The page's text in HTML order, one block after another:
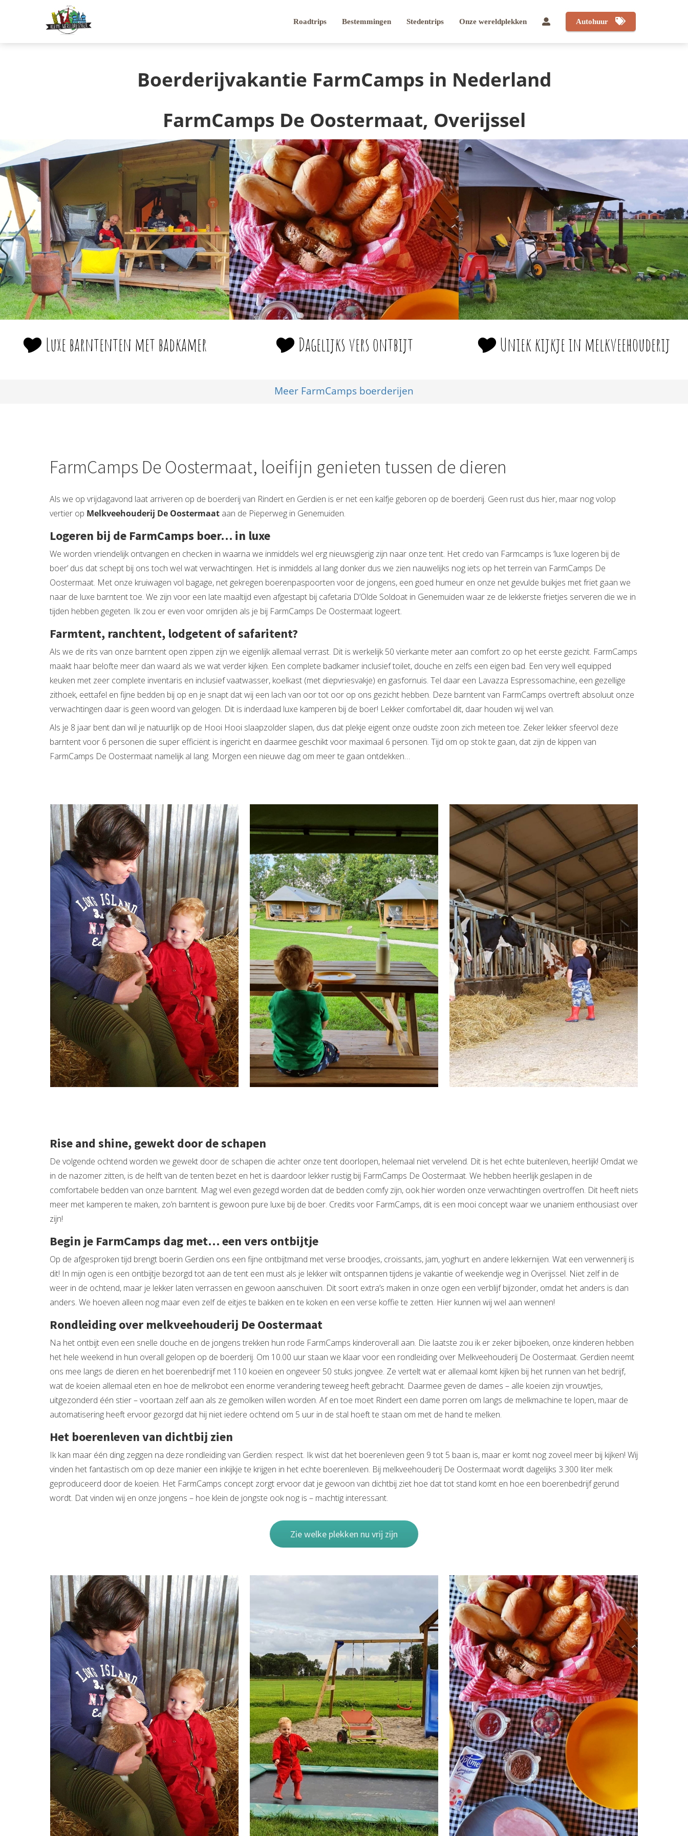
Roadtrips Bestemmingen Stedentrips Onze wereldplekken Autohuur
Boerderijvakantie FarmCamps in Nederland
FarmCamps De Oostermaat, Overijssel
🎔 Luxe barntenten met badkamer 🎔 Dagelijks vers ontbijt 🎔 Uniek kijkje in melkveehouderij
Meer FarmCamps boerderijen
FarmCamps De Oostermaat, loeifijn genieten tussen de dieren
Als we op vrijdagavond laat arriveren op de boerderij van Rindert en Gerdien is er net een kalfje geboren op de boerderij. Geen rust dus hier, maar nog volop
vertier op Melkveehouderij De Oostermaat aan de Pieperweg in Genemuiden.
Logeren bij de FarmCamps boer… in luxe
We worden vriendelijk ontvangen en checken in waarna we inmiddels wel erg nieuwsgierig zijn naar onze tent. Het credo van Farmcamps is ‘luxe logeren bij de
boer’ dus dat schept bij ons toch wel wat verwachtingen. Het is inmiddels al lang donker dus we zien nauwelijks nog iets op het terrein van FarmCamps De
Oostermaat. Met onze kruiwagen vol bagage, net gekregen boerenpaspoorten voor de jongens, een goed humeur en onze net gevulde buikjes met friet gaan we
naar de luxe barntent toe. We zijn voor een late maaltijd even afgestapt bij cafetaria D’Olde Soldoat in Genemuiden waar ze de lekkerste frietjes serveren die we in
tijden hebben gegeten. Ik zou er even voor omrijden als je bij FarmCamps De Oostermaat logeert.
Farmtent, ranchtent, lodgetent of safaritent?
Als we de rits van onze barntent open zippen zijn we eigenlijk allemaal verrast. Dit is werkelijk 50 vierkante meter aan comfort zo op het eerste gezicht. FarmCamps
maakt haar belofte meer dan waard als we wat verder kijken. Een complete badkamer inclusief toilet, douche en zelfs een eigen bad. Een very well equipped
keuken met zeer complete inventaris en inclusief vaatwasser, koelkast (met diepvriesvakje) en gasfornuis. Tel daar een Lavazza Espressomachine, een gezellige
zithoek, eettafel en fijne bedden bij op en je snapt dat wij een lach van oor tot oor op ons gezicht hebben. Deze barntent van FarmCamps overtreft absoluut onze
verwachtingen daar is geen woord van gelogen. Dit is inderdaad luxe kamperen bij de boer! Lekker comfortabel dit, daar houden wij wel van.
Als je 8 jaar bent dan wil je natuurlijk op de Hooi Hooi slaapzolder slapen, dus dat plekje eigent onze oudste zoon zich meteen toe. Zeker lekker sfeervol deze
barntent voor 6 personen die super efficiënt is ingericht en daarmee geschikt voor maximaal 6 personen. Tijd om op stok te gaan, dat zijn de kippen van
FarmCamps De Oostermaat namelijk al lang. Morgen een nieuwe dag om meer te gaan ontdekken…
Rise and shine, gewekt door de schapen
De volgende ochtend worden we gewekt door de schapen die achter onze tent doorlopen, helemaal niet vervelend. Dit is het echte buitenleven, heerlijk! Omdat we
in de nazomer zitten, is de helft van de tenten bezet en het is daardoor lekker rustig bij FarmCamps De Oostermaat. We hebben heerlijk geslapen in de
comfortabele bedden van onze barntent. Mag wel even gezegd worden dat de bedden comfy zijn, ook hier worden onze verwachtingen overtroffen. Dit heeft niets
meer met kamperen te maken, zo’n barntent is gewoon pure luxe bij de boer. Credits voor FarmCamps, dit is een mooi concept waar we unaniem enthousiast over
zijn!
Begin je FarmCamps dag met… een vers ontbijtje
Op de afgesproken tijd brengt boerin Gerdien ons een fijne ontbijtmand met verse broodjes, croissants, jam, yoghurt en andere lekkernijen. Wat een verwennerij is
dit! In mijn ogen is een ontbijtje bezorgd tot aan de tent een must als je lekker wilt ontspannen tijdens je vakantie of weekendje weg in Overijssel. Niet zelf in de
weer in de ochtend, maar je lekker laten verrassen en gewoon aanschuiven. Dit soort extra’s maken in onze ogen een verblijf bijzonder, omdat het anders is dan
anders. We hoeven alleen nog maar even zelf de eitjes te bakken en te koken en een verse koffie te zetten. Hier kunnen wij wel aan wennen!
Rondleiding over melkveehouderij De Oostermaat
Na het ontbijt even een snelle douche en de jongens trekken hun rode FarmCamps kinderoverall aan. Die laatste zou ik er zeker bijboeken, onze kinderen hebben
het hele weekend in hun overall gelopen op de boerderij. Om 10.00 uur staan we klaar voor een rondleiding over Melkveehouderij De Oostermaat. Gerdien neemt
ons mee langs de dieren en het boerenbedrijf met 110 koeien en ongeveer 50 stuks jongvee. Ze vertelt wat er allemaal komt kijken bij het runnen van het bedrijf,
wat de koeien allemaal eten en hoe de melkrobot een enorme verandering teweeg heeft gebracht. Daarmee geven de dames – alle koeien zijn vrouwtjes,
uitgezonderd één stier – voortaan zelf aan als ze gemolken willen worden. Af en toe moet Rindert een dame porren om langs de melkmachine te lopen, maar de
automatisering heeft ervoor gezorgd dat hij niet iedere ochtend om 5 uur in de stal hoeft te staan om met de hand te melken.
Het boerenleven van dichtbij zien
Ik kan maar één ding zeggen na deze rondleiding van Gerdien: respect. Ik wist dat het boerenleven geen 9 tot 5 baan is, maar er komt nog zoveel meer bij kijken! Wij
vinden het fantastisch om op deze manier een inkijkje te krijgen in het echte boerenleven. Bij melkveehouderij De Oostermaat wordt dagelijks 3.300 liter melk
geproduceerd door de koeien. Het FarmCamps concept zorgt ervoor dat je gewoon van dichtbij ziet hoe dat tot stand komt en hoe een boerenbedrijf gerund
wordt. Dat vinden wij en onze jongens – hoe klein de jongste ook nog is – machtig interessant.
Zie welke plekken nu vrij zijn